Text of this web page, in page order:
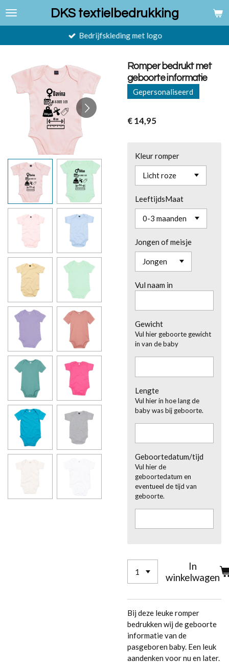
Ga
de
DKS textielbedrukking
Bedrijfskleding met logo
Romper bedrukt met
geboorte informatie
Gepersonaliseerd
€ 14,95
Kleur romper
LeeftijdsMaat
Jongen of meisje
Vul naam in
Gewicht
Vul hier geboorte gewicht
in van de baby
Lengte
Vul hier in hoe lang de
baby was bij geboorte.
Geboortedatum/tijd
Vul hier de
geboortedatum en
eventueel de tijd van
geboorte.
In
winkelwagen
Bij deze leuke romper
bedrukken wij de geboorte
informatie van de
pasgeboren baby. Een leuk
aandenken voor nu en later.